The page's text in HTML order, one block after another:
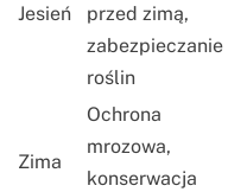
Jesień
przed zimą,
zabezpieczanie
roślin
Zima
Ochrona
mrozowa,
konserwacja